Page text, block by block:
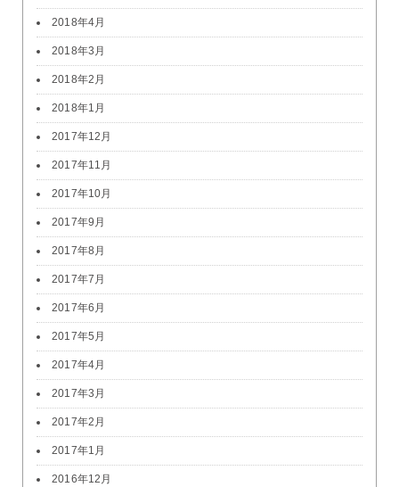
2018年4月
2018年3月
2018年2月
2018年1月
2017年12月
2017年11月
2017年10月
2017年9月
2017年8月
2017年7月
2017年6月
2017年5月
2017年4月
2017年3月
2017年2月
2017年1月
2016年12月